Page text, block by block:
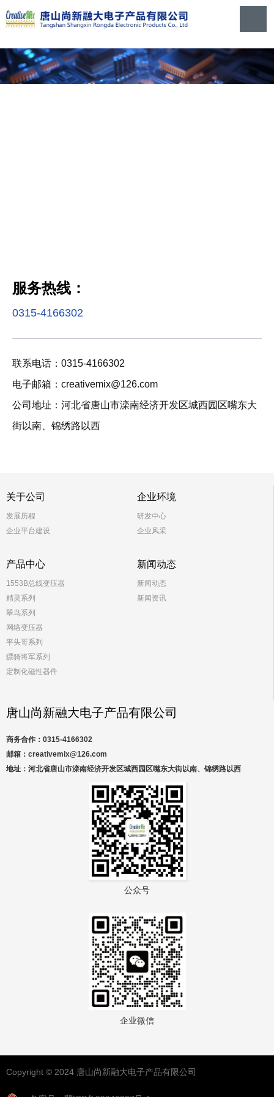
服务热线：
0315-4166302
联系电话：0315-4166302
电子邮箱：creativemix@126.com
公司地址：河北省唐山市滦南经济开发区城西园区嘴东大
街以南、锦绣路以西
关于公司
发展历程
企业平台建设
企业环境
研发中心
企业风采
产品中心
1553B总线变压器
精灵系列
翠鸟系列
网络变压器
平头哥系列
骠骑将军系列
定制化磁性器件
新闻动态
新闻动态
新闻资讯
唐山尚新融大电子产品有限公司
商务合作：0315-4166302
邮箱：creativemix@126.com
地址：河北省唐山市滦南经济开发区城西园区嘴东大街以南、锦绣路以西
公众号
企业微信
Copyright © 2024 唐山尚新融大电子产品有限公司